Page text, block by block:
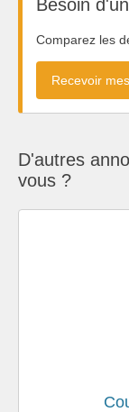
Besoin
Comparez les
Recevoir
D'autres
vous ?